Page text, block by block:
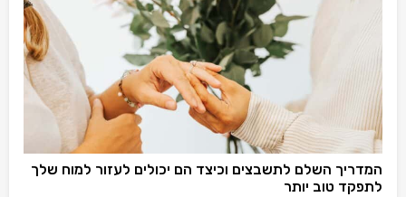
המדריך השלם לתשבצים וכיצד הם יכולים לעזור למוח שלך
לתפקד טוב יותר